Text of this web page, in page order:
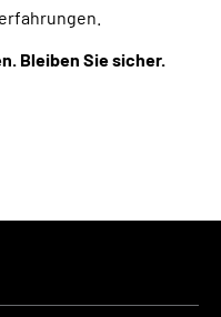
Bleiben Sie sicher.